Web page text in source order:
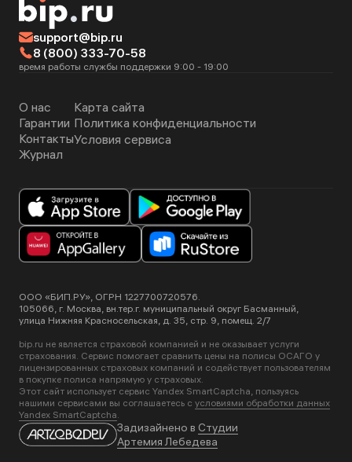
support@bip.ru
8 (800) 333-70-58
время работы службы поддержки 9:00 - 19:00
О нас
Гарантии
Контакты
Журнал
Карта сайта
Политика конфиденциальности
Условия сервиса
ООО «БИП.РУ», ОГРН 1227700720576.
105066, г. Москва, вн.тер.г. муниципальный округ Басманный,
улица Нижняя Красносельская, д. 35, стр. 9, помещ. 2/7
bip.ru не является страховой компанией и не оказывает услуги
страхования. Сервис помогает сравнить цены на полисы ОСАГО у
лицензированных страховых компаний и содействует пользователям
в покупке полиса напрямую у страховых.
Этот сайт использует сервис Yandex SmartCaptcha, пользуясь
нашими сервисами вы соглашаетесь с условиями обработки данных
Yandex SmartCaptcha.
Задизайнено в Студии
Артемия Лебедева